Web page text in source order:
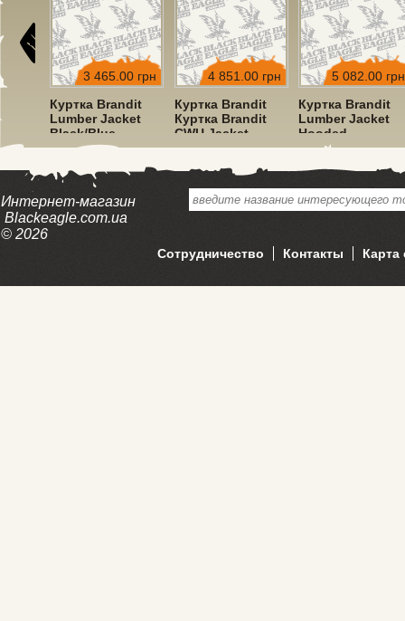
грн
3 465.00 грн
Куртка Brandit
Lumber Jacket
Black/Blue
4 851.00 грн
Куртка Brandit
Куртка Brandit
CWU Jacket
Hooded Olive
5 082.00 грн
Куртка Brandit
Lumber Jacket
Hooded
Red/Black
Интернет-магазин
Blackeagle.com.ua
© 2026
Сотрудничество Контакты Карта